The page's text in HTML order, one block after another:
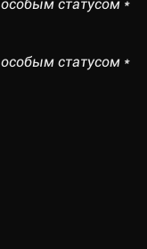
статусом *
статусом *